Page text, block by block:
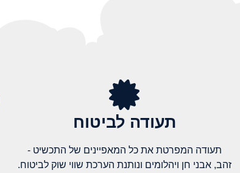
תעודה לביטוח
תעודה המפרטת את כל המאפיינים של התכשיט -
זהב, אבני חן ויהלומים ונותנת הערכת שווי שוק לביטוח.